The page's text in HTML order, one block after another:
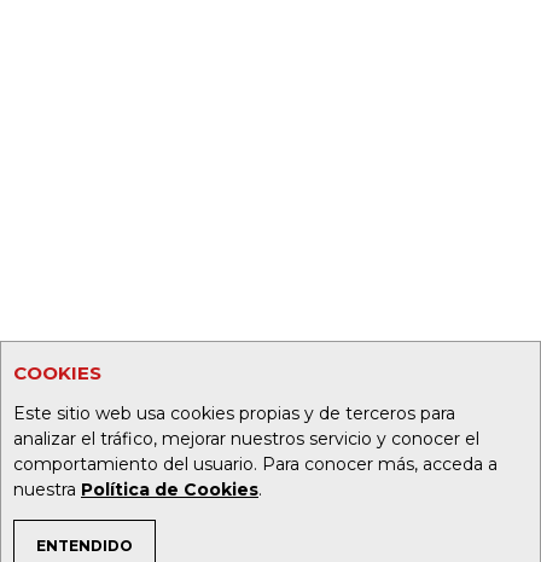
COOKIES
Este sitio web usa cookies propias y de terceros para
analizar el tráfico, mejorar nuestros servicio y conocer el
comportamiento del usuario. Para conocer más, acceda a
nuestra Política de Cookies.
ENTENDIDO